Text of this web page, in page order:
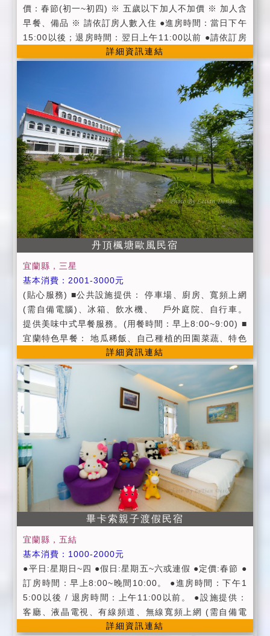
價：春節(初一~初四) ※ 五歲以下加人不加價 ※ 加人含
早餐、備品 ※ 請依訂房人數入住 ●進房時間：當日下午
15:00以後；退房時間：翌日上午11:00以前 ●請依訂房
人數入住，如需加人請事先告知 ●為維護住宿環境，民
宿及房間內請勿吸煙、飲酒、嚼檳榔， ●及請勿攜帶寵
物，不便處請見諒 ●個人貴重物品，請妥善保管，如有
遺失，恕不負責，敬請見諒! ‧ 提供活力早餐服務 ‧ 提
供免費WiFi(需自備電腦) ‧ 提供宜蘭縣景點旅遊資訊 ‧
附設寬廣停車空間 ‧ 提供烤肉場地 ‧ 提供自行車，
漫遊河岸及田園景觀 ‧ 羅東火車站/轉運站接送服務(1
7:00前) ‧ 提供代辦服務(服務項目) ‧ 代辦半日或一日
旅遊規劃 ‧ 代辦汽、機車租借 ‧ 代訂傳統藝術中心、
童玩節門票 ‧ 代訂宜蘭名產
詳細資訊連結
丹頂楓塘歐風民宿
宜蘭縣，三星
基本消費：2001-3000元
(貼心服務) ■公共設施提供： 停車場、廚房、寬頻上網
(需自備電腦)、冰箱、飲水機、 戶外庭院、自行車。
提供美味中式早餐服務。(用餐時間：早上8:00~9:00) ■
宜蘭特色早餐： 地瓜稀飯、自己種植的田園菜蔬、特色
三星蔥蛋、特色宜蘭一串心豆腐、羅東名物雙園肉鬆...
等。 ■附設便利停車場地及烤肉場地。 ■提供羅東火車
站接送服務。(需事先來電告知) ■提供羅東後火車站之首
都客運、噶瑪蘭客運接送服務。(需事先來電告知) ■代辦
賞鯨、登龜山島服務。 (住宿叮嚀) ■進房時間：當日下
午15:00以後；退房時間：翌日上午11:00以前。 ■假
日：週六、連續假日 ■平日：週日 ~ 週五 ■為維護住宿
品質，懇請您勿在室內抽煙、喝酒、吃檳榔、大聲喧
譁、或從事賭博等行為。 ■為維護住宿安寧，各項活動
請於晚間11點前結束， 以免影響其它旅客休憩權益，不
便處請見諒。 ■可攜帶寵物(中小型犬)，酌收清潔費300
元。
詳細資訊連結
畢卡索親子渡假民宿
宜蘭縣，五結
基本消費：1000-2000元
●平日:星期日~四 ●假日:星期五~六或連假 ●定價:春節 ●
訂房時間：早上8:00~晚間10:00。 ●進房時間：下午1
5:00以後 / 退房時間：上午11:00以前。 ●設施提供：
客廳、液晶電視、有線頻道、無線寬頻上網 (需自備電
腦)、飲水機、自行車、戶外庭院、烤肉場地。 ●代訂門
詳細資訊連結